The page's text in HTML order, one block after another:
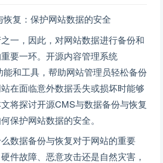
复：保护网站数据的安全
一，因此，对网站数据进行备份和
要一环。开源内容管理系统
能和工具，帮助网站管理员轻松备份
在面临意外数据丢失或损坏时能够
将探讨开源CMS与数据备份与恢复
保护网站数据的安全。
数据备份与恢复对于网站的重要
件故障、恶意攻击还是自然灾害，